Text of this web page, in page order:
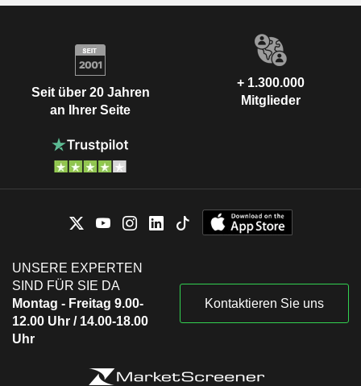
Seit über 20 Jahren
an Ihrer Seite
+ 1.300.000
Mitglieder
UNSERE EXPERTEN
SIND FÜR SIE DA
Montag - Freitag 9.00-
12.00 Uhr / 14.00-18.00
Uhr
Kontaktieren Sie uns